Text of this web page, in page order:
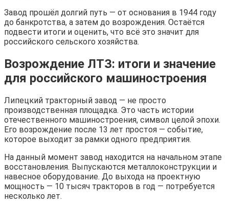
Завод прошёл долгий путь — от основания в 1944 году
до банкротства, а затем до возрождения. Остаётся
подвести итоги и оценить, что всё это значит для
российского сельского хозяйства.
Возрождение ЛТЗ: итоги и значение
для российского машиностроения
Липецкий тракторный завод — не просто
производственная площадка. Это часть истории
отечественного машиностроения, символ целой эпохи.
Его возрождение после 13 лет простоя — событие,
которое выходит за рамки одного предприятия.
На данный момент завод находится на начальном этапе
восстановления. Выпускаются металлоконструкции и
навесное оборудование. До выхода на проектную
мощность — 10 тысяч тракторов в год — потребуется
несколько лет.